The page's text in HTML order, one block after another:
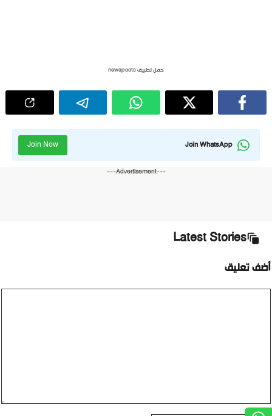
حمل تطبيق newspoots
Join WhatsApp
Join Now
---Advertisement---
Latest Stories
أضف تعليق